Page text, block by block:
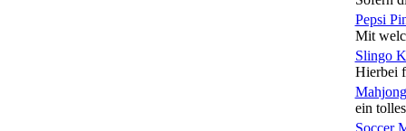
Pepsi
Mit
Slingo
Hierbei
ein
Soccer